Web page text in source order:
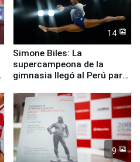
14
Simone Biles: La
supercampeona de la
gimnasia llegó al Perú para
Panamericanos Lima 2027
9